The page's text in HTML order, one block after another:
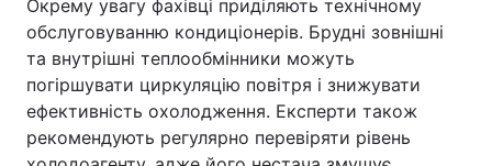
Окрему увагу фахівці приділяють технічному
обслуговуванню кондиціонерів. Брудні зовнішні
та внутрішні теплообмінники можуть
погіршувати циркуляцію повітря і знижувати
ефективність охолодження. Експерти також
рекомендують регулярно перевіряти рівень